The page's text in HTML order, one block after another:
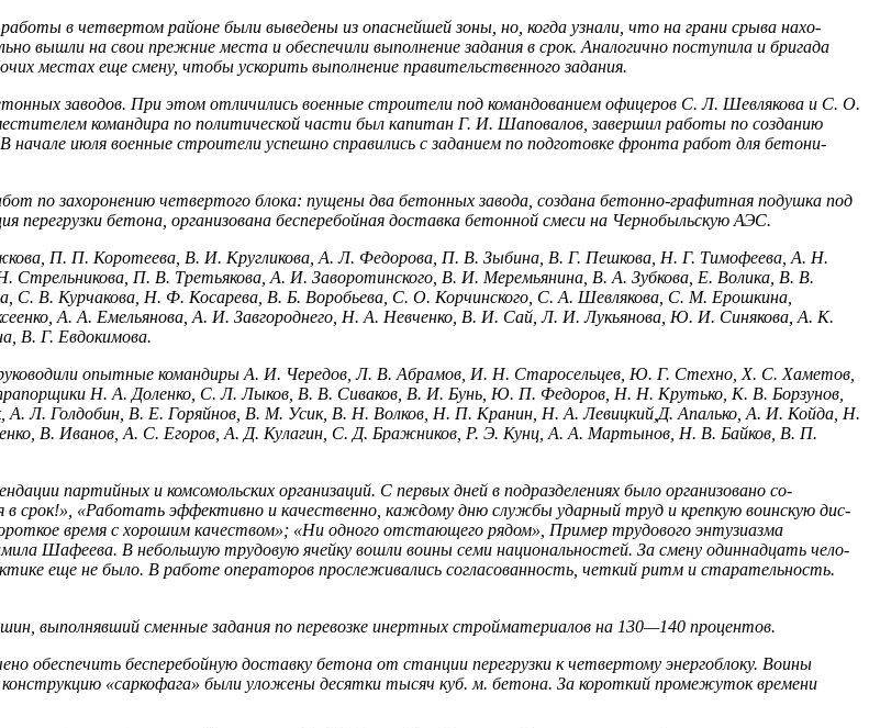
в четвертом районе были выведены из опаснейшей зоны, но, когда узнали, что на грани срыва нахо­
вышли на свои прежние места и обеспечили выполнение задания в срок. Аналогично поступила и бригада
местах еще смену, чтобы ускорить выполнение правительственного задания.
заводов. При этом отличились во­енные строители под командованием офицеров С. Л. Шевлякова и С. О.
командира по политической части был капитан Г. И. Шаповалов, завершил работы по созданию
июля военные строители успешно справились с заданием по подготовке фронта работ для бетони­
по захоронению четвертого блока: пу­щены два бетонных завода, создана бетонно-графитная подушка под
перегрузки бетона, организована бесперебой­ная доставка бетонной смеси на Чернобыльскую АЭС.
П. П. Коротеева, В. И. Кругли­кова, А. Л. Федорова, П. В. Зыбина, В. Г. Пешкова, Н. Г. Тимо­феева, А. Н.
П. В. Третья­кова, А. И. Заворотинского, В. И. Меремьянина, В. А. Зубкова, Е. Волика, В. В.
В. Курчакова, Н. Ф. Косарева, В. Б. Воробьева, С. О. Корчинского, С. А. Шевлякова, С. М. Ерошкина,
А. А. Емель­янова, А. И. Завгороднего, Н. А. Невченко, В. И. Сай, Л. И. Лу­кьянова, Ю. И. Синякова, А. К.
В. Г. Евдокимова.
опытные командиры А. И. Чередов, Л. В. Абрамов, И. Н. Старосельцев, Ю. Г. Стехно, X. С. Хаметов,
Н. А. Доленко, С. Л. Лыков, В. В. Сиваков, В. И. Бунь, Ю. П. Федоров, Н. Н. Крутько, К. В. Борзунов,
Л. Голдобин, В. Е. Го­ряйнов, В. М. Усик, В. Н. Волков, Н. П. Кранин, Н. А. Левицкий,Д. Апалько, А. И. Койда, Н.
В. Иванов, А. С. Егоров, А. Д. Кулагин, С. Д. Бражников, Р. Э. Кунц, А. А. Мартынов, Н. В. Байков, В. П.
партийных и комсомольских организа­ций. С первых дней в подразделениях было организовано со­
в срок!», «Работать эффективно и качественно, каждому дню службы ударный труд и крепкую воинскую дис­
время с хорошим качеством»; «Ни од­ного отстающего рядом», Пример трудового энтузиазма
Шафеева. В небольшую трудовую ячейку во­шли воины семи национальностей. За смену одиннадцать чело­
еще не было. В работе опе­раторов прослеживались согласованность, четкий ритм и стара­тельность.
выполнявший сменные задания по пе­ревозке инертных стройматериалов на 130—140 процентов.
бесперебойную доставку бетона от станции перегрузки к четвертому энергоблоку. Воины
«саркофага» были уложены десятки ты­сяч куб. м. бетона. За короткий промежуток времени